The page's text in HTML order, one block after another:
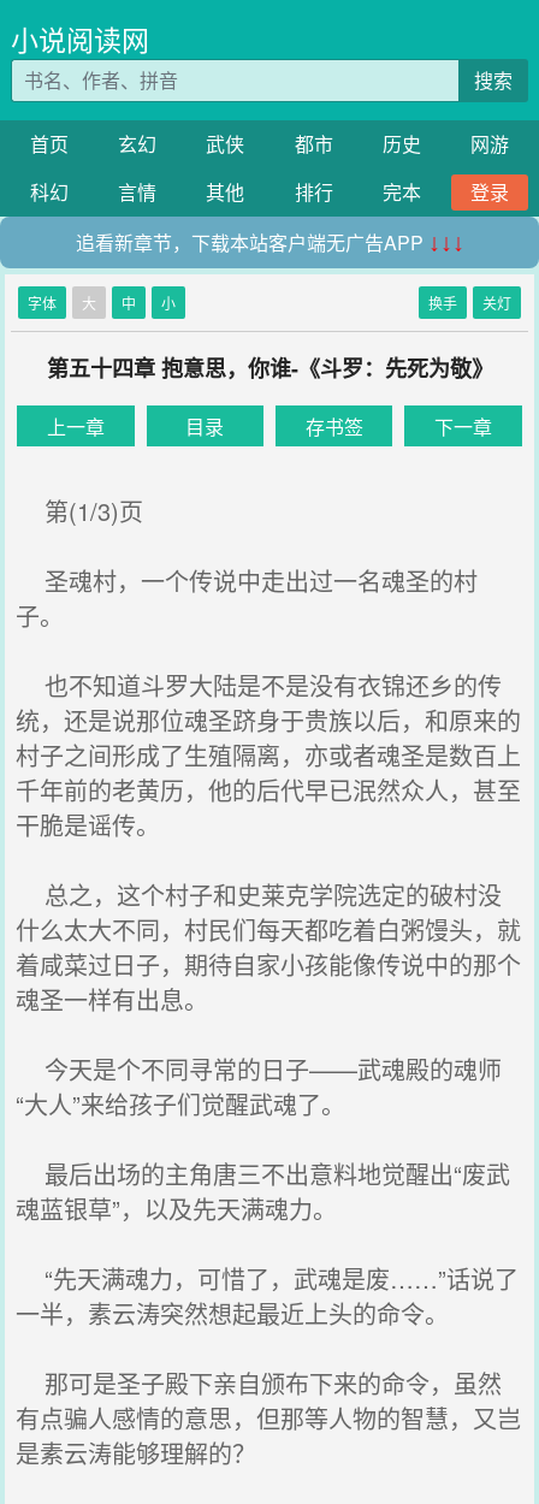
小说阅读网
搜索
首页 玄幻 武侠 都市 历史
网游
科幻
言情 其他 排行 完本
登录
追看新章节，下载本站客户端无广告APP ↓↓↓
字体 大 中 小 换手 关灯
第五十四章 抱意思，你谁-《斗罗：先死为敬》
上一章 目录 存书签 下一章
第(1/3)页
圣魂村，一个传说中走出过一名魂圣的村
子。
也不知道斗罗大陆是不是没有衣锦还乡的传
统，还是说那位魂圣跻身于贵族以后，和原来的
村子之间形成了生殖隔离，亦或者魂圣是数百上
千年前的老黄历，他的后代早已泯然众人，甚至
干脆是谣传。
总之，这个村子和史莱克学院选定的破村没
什么太大不同，村民们每天都吃着白粥馒头，就
着咸菜过日子，期待自家小孩能像传说中的那个
魂圣一样有出息。
今天是个不同寻常的日子——武魂殿的魂师
“大人”来给孩子们觉醒武魂了。
最后出场的主角唐三不出意料地觉醒出“废武
魂蓝银草”，以及先天满魂力。
“先天满魂力，可惜了，武魂是废……”话说了
一半，素云涛突然想起最近上头的命令。
那可是圣子殿下亲自颁布下来的命令，虽然
有点骗人感情的意思，但那等人物的智慧，又岂
是素云涛能够理解的？